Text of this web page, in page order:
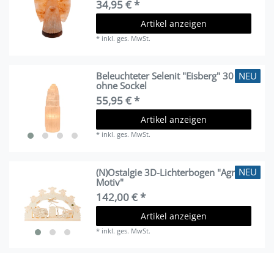
34,95 € *
Artikel anzeigen
* inkl. ges. MwSt.
NEU
Beleuchteter Selenit "Eisberg" 30 cm
ohne Sockel
55,95 € *
Artikel anzeigen
* inkl. ges. MwSt.
NEU
(N)Ostalgie 3D-Lichterbogen "Agrar-
Motiv"
142,00 € *
Artikel anzeigen
* inkl. ges. MwSt.